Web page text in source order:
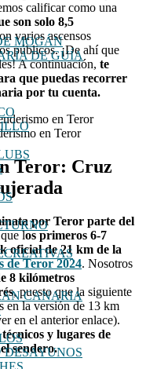
MOGÁN
DE GUÍA
CANARIA
DESAYUNOS
calificar como una
son solo 8,5
varios ascensos
públicos. ¡De ahí que
A continuación, te
que puedas recorrer
por tu cuenta.
en Teror
Teror: Cruz
por Teror parte del
los primeros 6-7
oficial de 21 km de la
de Teror 2024. Nosotros
8 kilómetros
, puesto que la siguiente
en la versión de 13 km
en el anterior enlace).
y lugares de
sendero.